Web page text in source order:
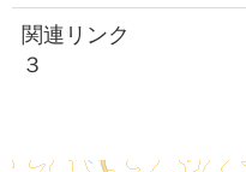
関連リンク
３